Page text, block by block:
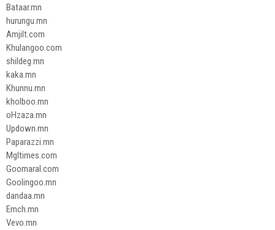
Bataar.mn
hurungu.mn
Amjilt.com
Khulangoo.com
shildeg.mn
kaka.mn
Khunnu.mn
kholboo.mn
oHzaza.mn
Updown.mn
Paparazzi.mn
Mgltimes.com
Goomaral.com
Goolingoo.mn
dandaa.mn
Emch.mn
Vevo.mn